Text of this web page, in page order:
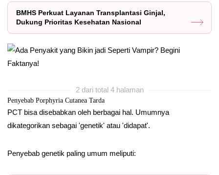
BMHS Perkuat Layanan Transplantasi Ginjal,
Dukung Prioritas Kesehatan Nasional
2 dari total 4 halaman
Penyebab Porphyria Cutanea Tarda
PCT bisa disebabkan oleh berbagai hal. Umumnya
dikategorikan sebagai 'genetik' atau 'didapat'.
Penyebab genetik paling umum meliputi: